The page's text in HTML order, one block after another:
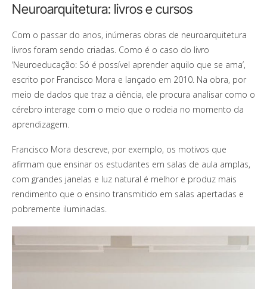
Neuroarquitetura: livros e cursos
Com o passar do anos, inúmeras obras de neuroarquitetura
livros foram sendo criadas. Como é o caso do livro
‘Neuroeducação: Só é possível aprender aquilo que se ama’,
escrito por Francisco Mora e lançado em 2010. Na obra, por
meio de dados que traz a ciência, ele procura analisar como o
cérebro interage com o meio que o rodeia no momento da
aprendizagem.
Francisco Mora descreve, por exemplo, os motivos que
afirmam que ensinar os estudantes em salas de aula amplas,
com grandes janelas e luz natural é melhor e produz mais
rendimento que o ensino transmitido em salas apertadas e
pobremente iluminadas.